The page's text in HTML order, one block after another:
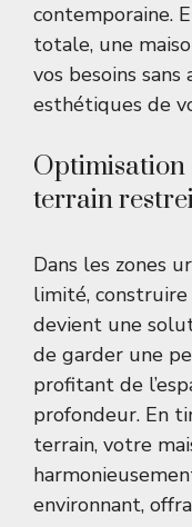
contemporaine.
totale, une
vos besoins
esthétiques de
Optimisation
terrain
Dans les zones
limité, construire
devient une
de garder une
profitant de
profondeur. En
terrain, votre
environnant,